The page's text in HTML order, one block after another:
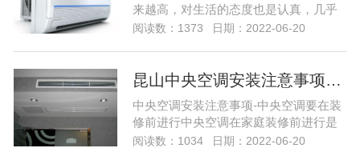
来越高，对生活的态度也是认真，几乎
每个小伙伴家里都有空调，但是有些小
大制冷更快，但是很多小伙伴都在问中
今天就给大家带来中央空调的维修的教
程，下家用中央空调系统出现故...
阅读数：1373 日期：2022-06-20
昆山中央空调安装注意事项…
中央空调安装注意事项-中央空调要在装
修前进行中央空调在家庭装修前进行是
一个必须关注首要条件。家用中央空调
阅读数：1034 日期：2022-06-20